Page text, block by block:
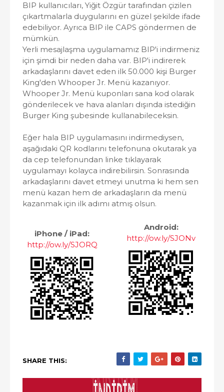
BIP kullanıcıları, Yiğit Özgür tarafından çizilen
çıkartmalarla duygularını en güzel şekilde ifade
edebiliyor. Ayrıca BIP ile CAPS göndermen de
mümkün.
Yerli mesajlaşma uygulamamız BIP'i indirmeniz
için şimdi bir neden daha var. BIP'i indirerek
arkadaşlarını davet eden ilk 50.000 kişi Burger
King'den Whooper Jr. Menü kazanıyor.
Whooper Jr. Menü kuponları sana kod olarak
gönderilecek ve hava alanları dışında istediğin
Burger King şubesinde kullanabileceksin.
Eğer hala BIP uygulamasını indirmediysen,
aşağıdaki QR kodlarını telefonuna okutarak ya
da cep telefonundan linke tıklayarak
uygulamayı kolayca indirebilirsin. Sonrasında
arkadaşlarını davet etmeyi unutma ki hem sen
menü kazan hem de arkadaşların da menü
kazanmak için ilk adımı atmış olsun.
iPhone / iPad:
http://ow.ly/SJORQ
Android:
http://ow.ly/SJONv
SHARE THIS: